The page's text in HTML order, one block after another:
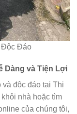
Độc Đáo
Dàng và Tiện Lợi
độc đáo tại Thị
nhà hoặc tìm
của chúng tôi,